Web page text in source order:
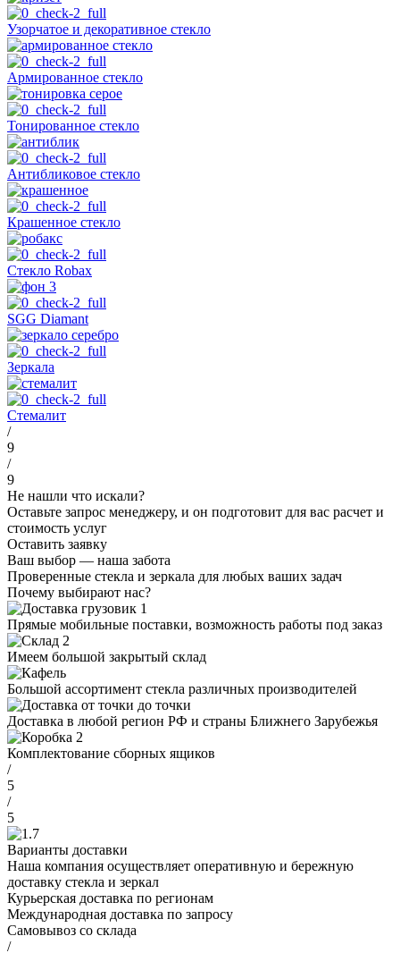
Узорчатое и декоративное стекло
Армированное стекло
Тонированное стекло
Антибликовое стекло
Крашенное стекло
Стекло Robax
SGG Diamant
Зеркала
Стемалит
/
9
/
9
Не нашли что искали?
Оставьте запрос менеджеру, и он подготовит для вас расчет и
стоимость услуг
Оставить заявку
Ваш выбор — наша забота
Проверенные стекла и зеркала для любых ваших задач
Почему выбирают нас?
Прямые мобильные поставки, возможность работы под заказ
Имеем большой закрытый склад
Большой ассортимент стекла различных производителей
Доставка в любой регион РФ и страны Ближнего Зарубежья
Комплектование сборных ящиков
/
5
/
5
Варианты доставки
Наша компания осуществляет оперативную и бережную
доставку стекла и зеркал
Курьерская доставка по регионам
Международная доставка по запросу
Самовывоз со склада
/